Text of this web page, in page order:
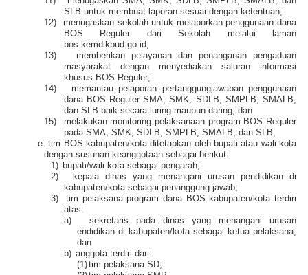
SLB untuk membuat laporan sesuai dengan ketentuan;
12)
menugaskan sekolah untuk melaporkan penggunaan dana
BOS Reguler dari Sekolah melalui laman
bos.kemdikbud.go.id;
13)
memberikan pelayanan dan penanganan pengaduan
masyarakat dengan menyediakan saluran informasi
khusus BOS Reguler;
14)
memantau pelaporan pertanggungjawaban penggunaan
dana BOS Reguler SMA, SMK, SDLB, SMPLB, SMALB,
dan SLB baik secara luring maupun daring; dan
15)
melakukan monitoring pelaksanaan program BOS Reguler
pada SMA, SMK, SDLB, SMPLB, SMALB, dan SLB;
e.tim BOS kabupaten/kota ditetapkan oleh bupati atau wali kota
dengan susunan keanggotaan sebagai berikut:
1) bupati/wali kota sebagai pengarah;
2)
kepala dinas yang menangani urusan pendidikan di
kabupaten/kota sebagai penanggung jawab;
3)
tim pelaksana program dana BOS kabupaten/kota terdiri
atas:
a)
sekretaris pada dinas yang menangani urusan
endidikan di kabupaten/kota sebagai ketua pelaksana;
dan
b) anggota terdiri dari:
(1)tim pelaksana SD;